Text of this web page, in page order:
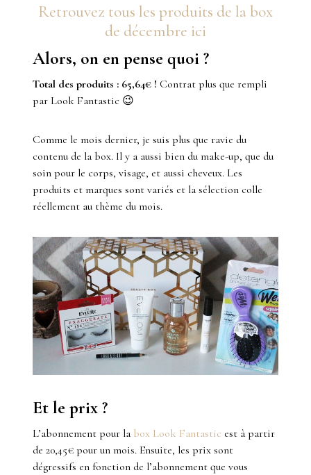
Retrouvez tous les produits de la box
de décembre ici
Alors, on en pense quoi ?
Total des produits : 65,64€ ! Contrat plus que rempli
par Look Fantastic 😉
Comme le mois dernier, je suis plus que ravie du
contenu de la box. Il y a aussi bien du make-up, que du
soin pour le corps, visage, et aussi cheveux. Les
produits et marques sont variés et la sélection colle
réellement au thème du mois.
Et le prix ?
L’abonnement pour la box Look Fantastic est à partir
de 20,45€ pour un mois. Ensuite, les prix sont
dégressifs en fonction de l’abonnement que vous